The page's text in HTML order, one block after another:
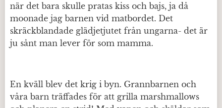
när det bara skulle pratas kiss och bajs, ja då
moonade jag barnen vid matbordet. Det
skräckblandade glädjetjutet från ungarna- det är
ju sånt man lever för som mamma.
En kväll blev det krig i byn. Grannbarnen och
våra barn träffades för att grilla marshmallows